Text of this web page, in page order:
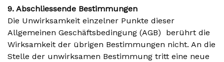
9. Abschliessende Bestimmungen
Die Unwirksamkeit einzelner Punkte dieser
Allgemeinen Geschäftsbedingung (AGB) berührt die
Wirksamkeit der übrigen Bestimmungen nicht. An die
Stelle der unwirksamen Bestimmung tritt eine neue